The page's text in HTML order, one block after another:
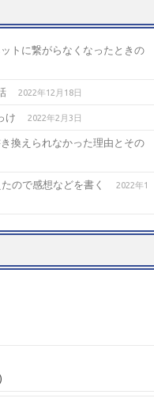
トに繋がらなくなったときの
2022年12月18日
け 2022年2月3日
換えられなかった理由とその
ので感想などを書く
2022年1